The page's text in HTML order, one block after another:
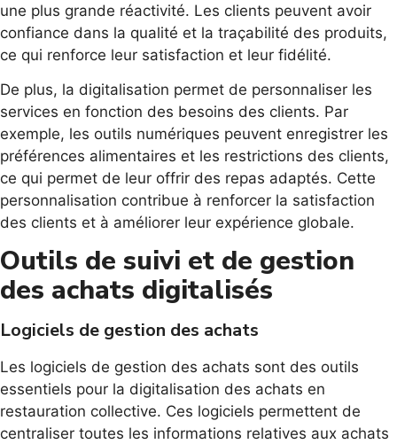
une plus grande réactivité. Les clients peuvent avoir
confiance dans la qualité et la traçabilité des produits,
ce qui renforce leur satisfaction et leur fidélité.
De plus, la digitalisation permet de personnaliser les
services en fonction des besoins des clients. Par
exemple, les outils numériques peuvent enregistrer les
préférences alimentaires et les restrictions des clients,
ce qui permet de leur offrir des repas adaptés. Cette
personnalisation contribue à renforcer la satisfaction
des clients et à améliorer leur expérience globale.
Outils de suivi et de gestion
des achats digitalisés
Logiciels de gestion des achats
Les logiciels de gestion des achats sont des outils
essentiels pour la digitalisation des achats en
restauration collective. Ces logiciels permettent de
centraliser toutes les informations relatives aux achats